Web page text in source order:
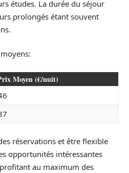
études. La durée du séjour
prolongés étant souvent
Moyen (€/nuit)
réservations et être flexible
opportunités intéressantes
au maximum des